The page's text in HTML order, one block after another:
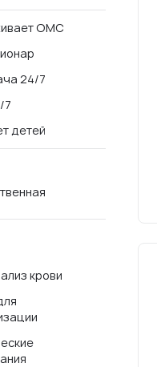
ОМС
24/7
7
детей
крови